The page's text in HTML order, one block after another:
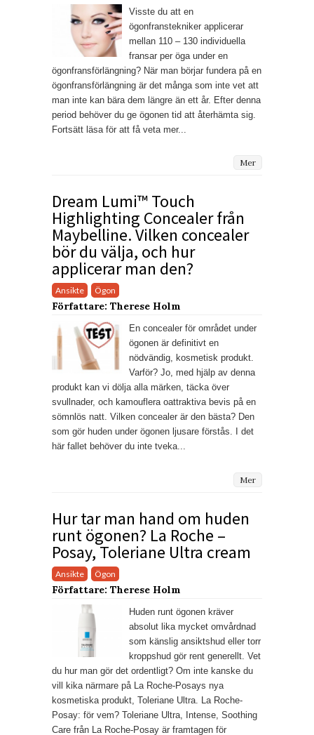
Visste du att en
ögonfranstekniker applicerar
mellan 110 – 130 individuella
fransar per öga under en
ögonfransförlängning? När man börjar fundera på en
ögonfransförlängning är det många som inte vet att
man inte kan bära dem längre än ett år. Efter denna
period behöver du ge ögonen tid att återhämta sig.
Fortsätt läsa för att få veta mer...
Mer
Dream Lumi™ Touch
Highlighting Concealer från
Maybelline. Vilken concealer
bör du välja, och hur
applicerar man den?
Ansikte Ögon
Författare: Therese Holm
En concealer för området under
ögonen är definitivt en
nödvändig, kosmetisk produkt.
Varför? Jo, med hjälp av denna
produkt kan vi dölja alla märken, täcka över
svullnader, och kamouflera oattraktiva bevis på en
sömnlös natt. Vilken concealer är den bästa? Den
som gör huden under ögonen ljusare förstås. I det
här fallet behöver du inte tveka...
Mer
Hur tar man hand om huden
runt ögonen? La Roche –
Posay, Toleriane Ultra cream
Ansikte Ögon
Författare: Therese Holm
Huden runt ögonen kräver
absolut lika mycket omvårdnad
som känslig ansiktshud eller torr
kroppshud gör rent generellt. Vet
du hur man gör det ordentligt? Om inte kanske du
vill kika närmare på La Roche-Posays nya
kosmetiska produkt, Toleriane Ultra. La Roche-
Posay: för vem? Toleriane Ultra, Intense, Soothing
Care från La Roche-Posay är framtagen för